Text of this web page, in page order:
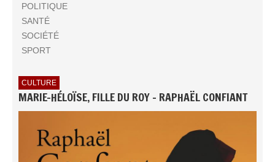
POLITIQUE
SANTÉ
SOCIÉTÉ
SPORT
CULTURE
MARIE-HÉLOÏSE, FILLE DU ROY - RAPHAËL CONFIANT